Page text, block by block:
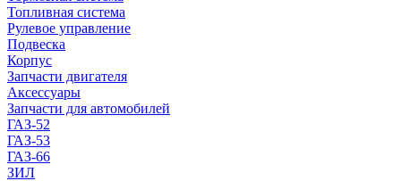
Топливная система
Рулевое управление
Подвеска
Корпус
Запчасти двигателя
Аксессуары
Запчасти для автомобилей
ГАЗ-52
ГАЗ-53
ГАЗ-66
ЗИЛ